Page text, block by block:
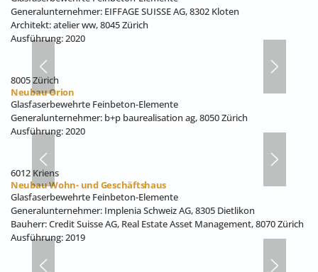
Generalunternehmer: EIFFAGE SUISSE AG, 8302 Kloten
Architekt: atelier ww, 8045 Zürich
Ausführung: 2020
8005 Zürich
Neubau Orion
Glasfaserbewehrte Feinbeton-Elemente
Generalunternehmer: b+p baurealisation ag, 8050 Zürich
Ausführung: 2020
6012 Kriens
Neubau Wohn- und Geschäftshaus
Glasfaserbewehrte Feinbeton-Elemente
Generalunternehmer: Implenia Schweiz AG, 8305 Dietlikon
Bauherr: Credit Suisse AG, Real Estate Asset Management, 8070 Zürich
Ausführung: 2019